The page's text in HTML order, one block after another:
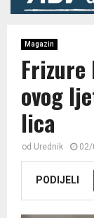
Magazin
ovog
lica
od Urednik
PODIJELI